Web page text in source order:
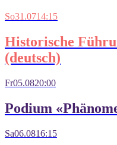
So31.0714:15
Historische
(deutsch)
Fr05.0820:00
Podium
Sa06.0816:15